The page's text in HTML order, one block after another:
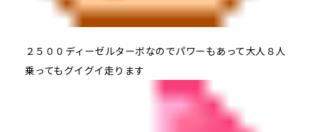
２５００ディーゼルターボなのでパワーもあって大人８人
乗ってもグイグイ走ります